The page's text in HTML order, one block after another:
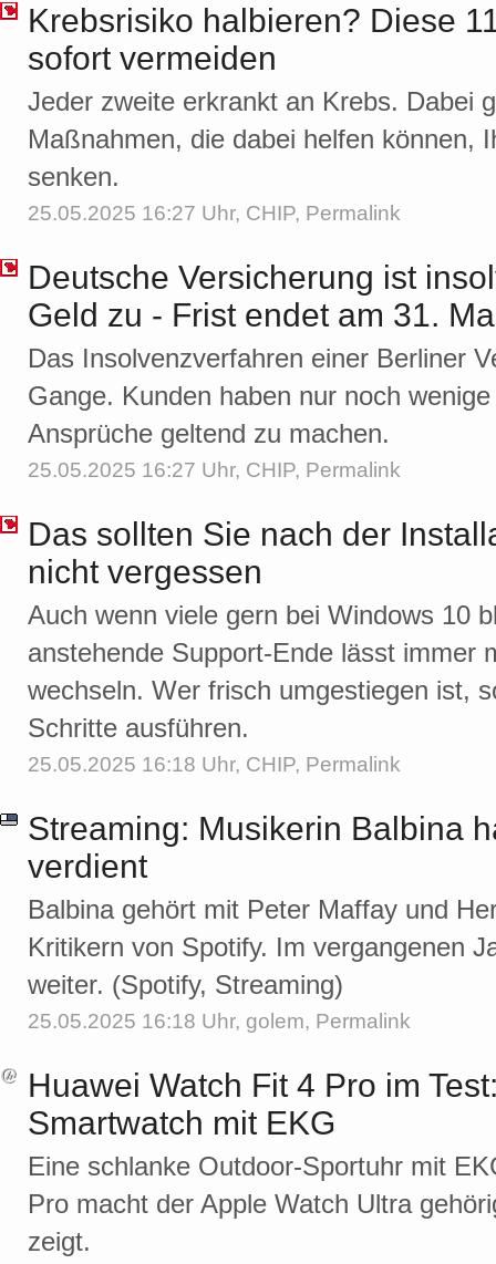
Krebsrisiko halbieren? Diese
sofort vermeiden
Jeder zweite erkrankt an Krebs. Dabei
Maßnahmen, die dabei helfen können,
senken.
25.05.2025 16:27 Uhr, CHIP, Permalink
Deutsche Versicherung ist
Geld zu - Frist endet am 31.
Das Insolvenzverfahren einer Berliner
Gange. Kunden haben nur noch
Ansprüche geltend zu machen.
25.05.2025 16:27 Uhr, CHIP, Permalink
Das sollten Sie nach der
nicht vergessen
Auch wenn viele gern bei Windows 10
anstehende Support-Ende lässt immer
wechseln. Wer frisch umgestiegen ist,
Schritte ausführen.
25.05.2025 16:18 Uhr, CHIP, Permalink
Streaming: Musikerin Balbina
verdient
Balbina gehört mit Peter Maffay und
Kritikern von Spotify. Im vergangenen
weiter. (Spotify, Streaming)
25.05.2025 16:18 Uhr, golem, Permalink
Huawei Watch Fit 4 Pro im
Smartwatch mit EKG
Eine schlanke Outdoor-Sportuhr mit
Pro macht der Apple Watch Ultra
zeigt.